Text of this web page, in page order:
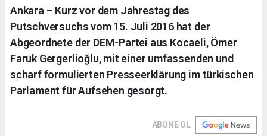
Ankara – Kurz vor dem Jahrestag des
Putschversuchs vom 15. Juli 2016 hat der
Abgeordnete der DEM-Partei aus Kocaeli, Ömer
Faruk Gergerlioğlu, mit einer umfassenden und
scharf formulierten Presseerklärung im türkischen
Parlament für Aufsehen gesorgt.
ABONE OL